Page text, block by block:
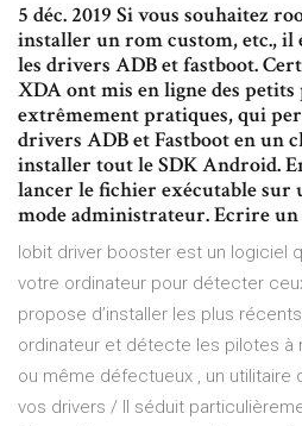
5 déc. 2019 Si vous souhaitez
installer un rom custom, etc.,
les drivers ADB et fastboot.
XDA ont mis en ligne des
extrêmement pratiques, qui
drivers ADB et Fastboot en un
installer tout le SDK Android.
lancer le fichier exécutable sur
mode administrateur. Ecrire
Iobit driver booster est un logiciel
votre ordinateur pour détecter
propose d’installer les plus
ordinateur et détecte les pilotes à
ou même défectueux , un utilitaire
vos drivers / Il séduit